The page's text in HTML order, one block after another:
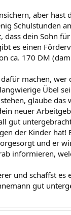
aber hast
Schulstunden
dein Sohn
es einen
ca. 170 DM
machen,
Übel
glaube das
neuer
gut
der Kinder
und er
informieren,
und schaffst es
gut